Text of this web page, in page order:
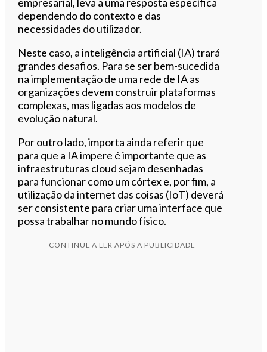
dependendo do contexto e das
necessidades do utilizador.
Neste caso, a inteligência artificial (IA) trará
grandes desafios. Para se ser bem-sucedida
na implementação de uma rede de IA as
organizações devem construir plataformas
complexas, mas ligadas aos modelos de
evolução natural.
Por outro lado, importa ainda referir que
para que a IA impere é importante que as
infraestruturas cloud sejam desenhadas
para funcionar como um córtex e, por fim, a
utilização da internet das coisas (IoT) deverá
ser consistente para criar uma interface que
possa trabalhar no mundo físico.
CONTINUE A LER APÓS A PUBLICIDADE